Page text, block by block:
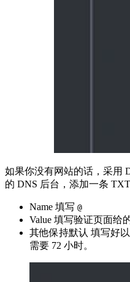
如果你没有网站的话，采用
的 DNS 后台，添加一条 TXT
Name 填写 @
Value 填写验证页面给
其他保持默认 填写好
需要 72 小时。